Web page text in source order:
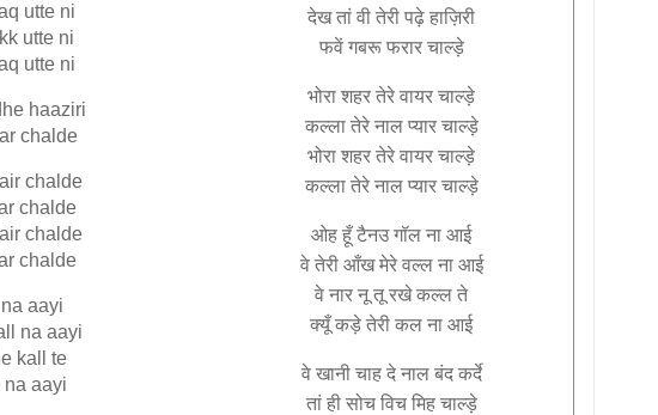
utte ni
utte ni
utte ni
haaziri
chalde
chalde
chalde
chalde
chalde
aayi
na aayi
kall te
na aayi
देख तां वी तेरी पढ़े हाज़िरी
फवें गबरू फरार चाल्ड़े
भोरा शहर तेरे वायर चाल्ड़े
कल्ला तेरे नाल प्यार चाल्ड़े
भोरा शहर तेरे वायर चाल्ड़े
कल्ला तेरे नाल प्यार चाल्ड़े
ओह हूँ टैनउ गॉल ना आई
वे तेरी आँख मेरे वल्ल ना आई
वे नार नू तू रखे कल्ल ते
क्यूँ कड़े तेरी कल ना आई
वे खानी चाह दे नाल बंद कर्दे
तां ही सोच विच मिह चाल्ड़े